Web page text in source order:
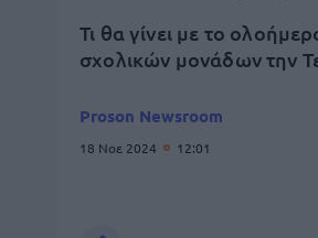
Τι θα γίνει με το
σχολικών μονάδων την
Proson Newsroom
18 Νοε 2024 12:01